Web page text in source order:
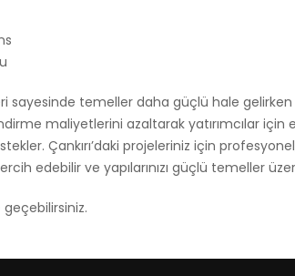
sayesinde temeller daha güçlü hale
maliyetlerini azaltarak yatırımcılar için
Çankırı’daki projeleriniz için
edebilir ve yapılarınızı güçlü temeller
geçebilirsiniz.